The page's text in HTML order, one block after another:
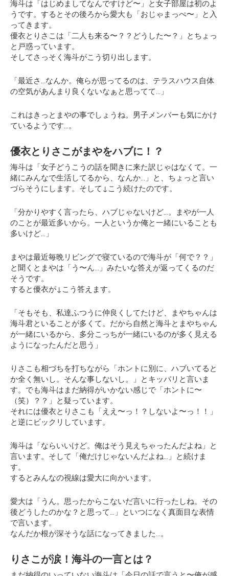
海斗は「はじめましてなんですけど〜」と女子部屋は初のよ
うです。するとその後ろから愛大も「おじゃまっぺ〜」と入
ってきます。
優衣とりさこは「二人も来る〜？？どうした〜？」とちょっ
と戸惑っています。
そしてさっそく海斗がこう切り出します。
「最近さ…なんか。俺らが思ってるのは、テラスハウス自体
の空気があんまり良くないなぁと思ってて…」
これはきっとまやの事でしょうね。男子メンバーも気にかけ
ているようです…。
優衣とりさこがまやをハブに！？
海斗は「女子どうこうの話を聞きに来た訳じゃはなくて。一
緒にみんなで生活してるから、なんか…」と、ちょっと言い
づらそうにします。そして↓こう続けたのです。
「分かりやすく言ったら、ハブじゃないけど…。まやが一人
のことが最近多いから。一人というか俺と一緒にいることも
多いけど…」
まやは最近毎晩リビングで寝ているので海斗が「何で？？」
と聞くとまやは「う〜ん…」みたいな答えが返ってくるのだ
そうです。
すると優衣が↓こう答えます。
「そもそも、私達ふつうに仲良くしてたけど、まやちゃんは
海斗君といることが多くて。だから自然と海斗とまやちゃん
が一緒にいるから、多分こっちが一緒にいるのが多く見える
ようになったんだと思う」
りさこも相づちを打ちながら「ホントに別に、ハブいてると
か全く無いし。そんな事しないし。」とキッパリと言いま
す。でも海斗はまだ納得がいかない感じで 「ホントに〜
（笑）？？」
と疑っています。
それには優衣とりさこも「ええ〜っ！？しないよ〜っ！！」
と逆にビックリしています。
海斗は「ならいいけど。俺はそう見えちゃったんだよね」と
言います。そして「俺だけじゃないんだよね…」と続けま
す。
するとみんなの視線は愛大に向かいます。
愛大は「うん。思ったからこないだ言いに行ったしね。その
後どうしたのかな？と思って…」といつになく真面目な表情
で言います。
なんだか根が深そうな話になってきました…。
りさこが涙！海斗の一言とは？